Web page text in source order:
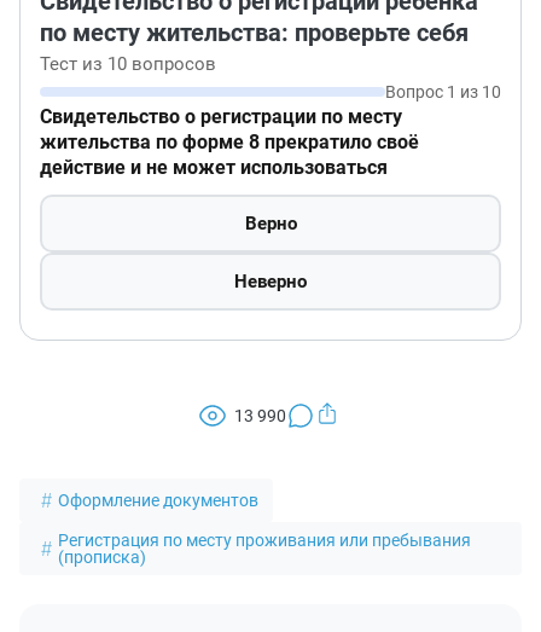
по месту жительства: проверьте себя
Тест из 10 вопросов
Вопрос 1 из 10
Свидетельство о регистрации по месту
жительства по форме 8 прекратило своё
действие и не может использоваться
Верно
Неверно
13 990
Оформление документов
Регистрация по месту проживания или пребывания
(прописка)